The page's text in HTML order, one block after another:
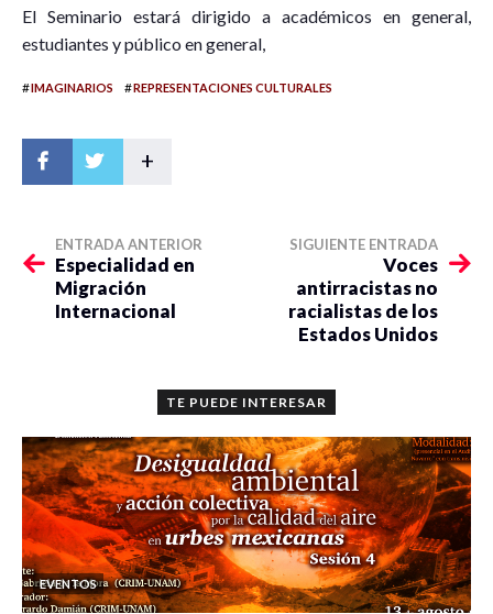
El Seminario estará dirigido a académicos en general,
estudiantes y público en general,
#IMAGINARIOS #REPRESENTACIONES CULTURALES
+
ENTRADA ANTERIOR
Especialidad en
Migración
Internacional
SIGUIENTE ENTRADA
Voces
antirracistas no
racialistas de los
Estados Unidos
TE PUEDE INTERESAR
EVENTOS